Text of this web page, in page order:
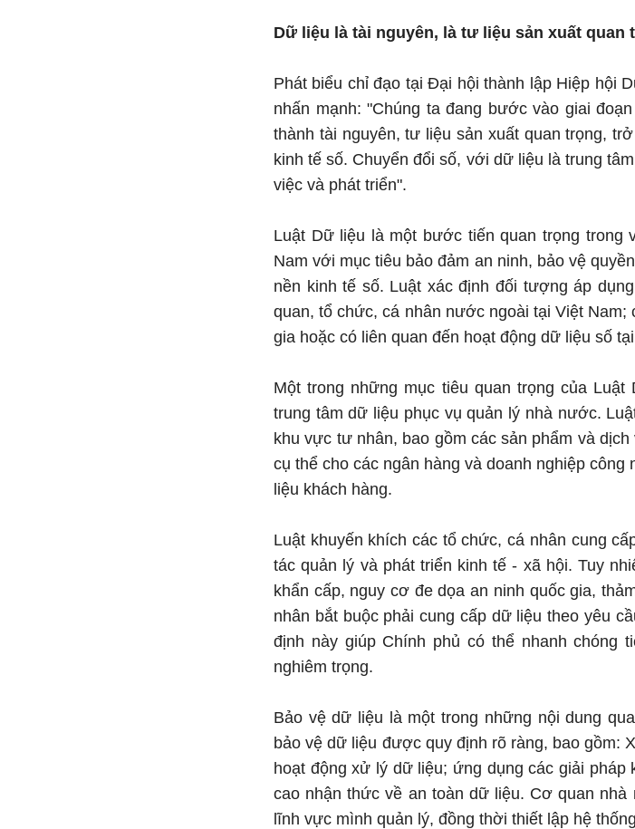
Dữ liệu là tài nguyên, là tư liệu sản xuất quan
Phát biểu chỉ đạo tại Đại hội thành lập Hiệp hội
nhấn mạnh: "Chúng ta đang bước vào giai
thành tài nguyên, tư liệu sản xuất quan trọng,
kinh tế số. Chuyển đổi số, với dữ liệu là trung
việc và phát triển".
Luật Dữ liệu là một bước tiến quan trọng trong
Nam với mục tiêu bảo đảm an ninh, bảo vệ
nền kinh tế số. Luật xác định đối tượng áp
quan, tổ chức, cá nhân nước ngoài tại Việt
gia hoặc có liên quan đến hoạt động dữ liệu số
Một trong những mục tiêu quan trọng của
trung tâm dữ liệu phục vụ quản lý nhà nước.
khu vực tư nhân, bao gồm các sản phẩm và
cụ thể cho các ngân hàng và doanh nghiệp
liệu khách hàng.
Luật khuyến khích các tổ chức, cá nhân cung
tác quản lý và phát triển kinh tế - xã hội. Tuy
khẩn cấp, nguy cơ đe dọa an ninh quốc gia,
nhân bắt buộc phải cung cấp dữ liệu theo yêu
định này giúp Chính phủ có thể nhanh
nghiêm trọng.
Bảo vệ dữ liệu là một trong những nội dung
bảo vệ dữ liệu được quy định rõ ràng, bao gồm:
hoạt động xử lý dữ liệu; ứng dụng các giải
cao nhận thức về an toàn dữ liệu. Cơ quan
lĩnh vực mình quản lý, đồng thời thiết lập hệ